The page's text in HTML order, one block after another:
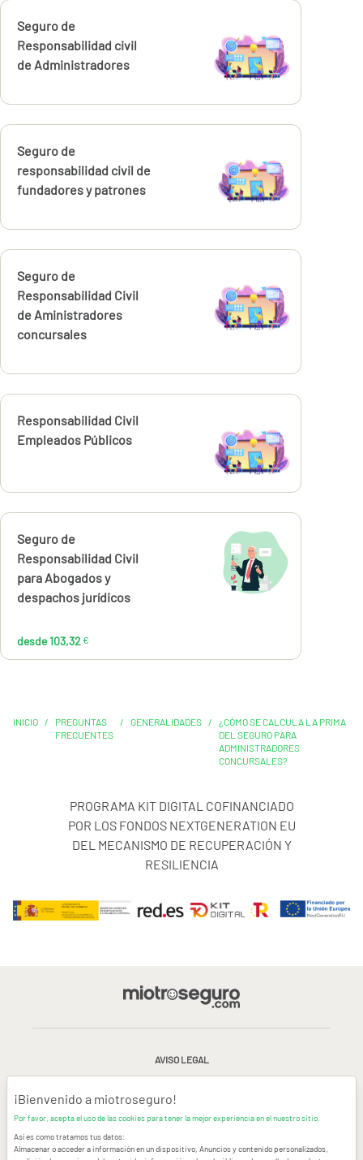
Calcúlalo ahora
Seguro de
Responsabilidad civil
de Administradores
Calcúlalo ahora
Seguro de
responsabilidad civil de
fundadores y patrones
Calcúlalo ahora
Seguro de
Responsabilidad Civil
de Aministradores
concursales
Calcúlalo ahora
Responsabilidad Civil
Empleados Públicos
Calcúlalo ahora
Seguro de
Responsabilidad Civil
para Abogados y
despachos jurídicos
desde 103,32 €
103,32€
INICIO /
PREGUNTAS
FRECUENTES
/ GENERALIDADES /
¿CÓMO SE CALCULA LA PRIMA
DEL SEGURO PARA
ADMINISTRADORES
CONCURSALES?
PROGRAMA KIT DIGITAL COFINANCIADO
POR LOS FONDOS NEXTGENERATION EU
DEL MECANISMO DE RECUPERACIÓN Y
RESILIENCIA
AVISO LEGAL
CONDICIONES GENERALES DE USO
¡Bienvenido a miotroseguro!
Por favor, acepta el uso de las cookies para tener la mejor experiencia en el nuestro sitio.
Así es como tratamos tus datos:
Almacenar o acceder a información en un dispositivo, Anuncios y contenido personalizados,